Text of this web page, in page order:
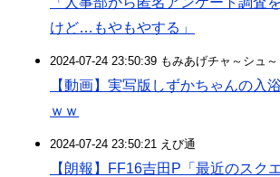
けど…もやもやする」
2024-07-24 23:50:39 もみあげチャ～シュ～
【動画】実写版しずかちゃんの入
ｗｗ
2024-07-24 23:50:21 えび通
【朗報】FF16吉田P「最近のスク